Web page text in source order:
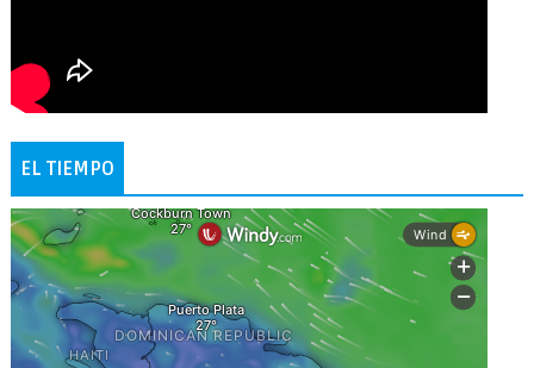
EL TIEMPO